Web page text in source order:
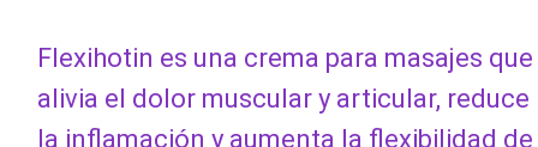
Flexihotin es una crema para masajes que
alivia el dolor muscular y articular, reduce
la inflamación y aumenta la flexibilidad de